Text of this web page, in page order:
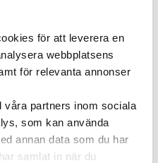
för att leverera en
webbplatsens
för relevanta annonser
partners inom sociala
som kan använda
annan data som du har
samlat in när du
12,00
visa villkor
Alla kampanjer